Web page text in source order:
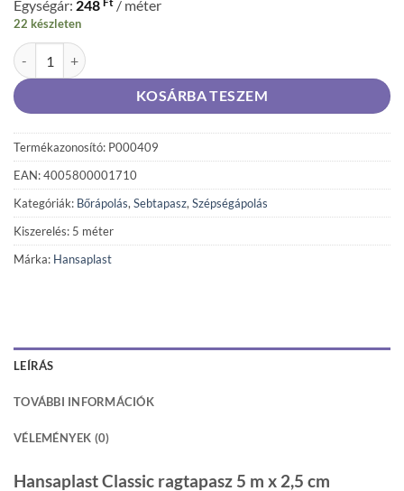
Egységár: 248 / méter
22 készleten
Hansaplast Classic ragtapasz 5 m x 2,5 cm mennyiség
KOSÁRBA TESZEM
Termékazonosító: P000409
EAN: 4005800001710
Kategóriák: Bőrápolás, Sebtapasz, Szépségápolás
Kiszerelés: 5 méter
Márka: Hansaplast
LEÍRÁS
TOVÁBBI INFORMÁCIÓK
VÉLEMÉNYEK (0)
Hansaplast Classic ragtapasz 5 m x 2,5 cm